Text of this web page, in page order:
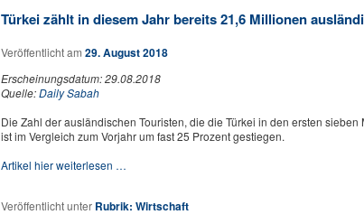
Türkei zählt in diesem Jahr bereits 21,6 Millionen
Veröffentlicht am 29. August 2018
Erscheinungsdatum: 29.08.2018
Quelle:Daily Sabah
Die Zahl der ausländischen Touristen, die die Türkei in den ersten
ist im Vergleich zum Vorjahr um fast 25 Prozent gestiegen.
Artikel hier weiterlesen …
Veröffentlicht unter Rubrik: Wirtschaft